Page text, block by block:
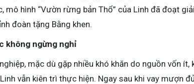
mô hình “Vườn rừng bản Thổ” của Linh đã đoạt
đoàn tặng Bằng khen.
không ngừng nghỉ
mặc dù gặp nhiều khó khăn do nguồn vốn
vẫn kiên trì thực hiện. Ngay sau khi vay mượn